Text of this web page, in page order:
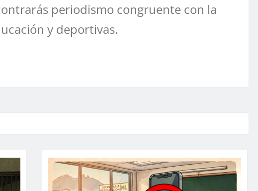
periodismo congruente con la
y deportivas.